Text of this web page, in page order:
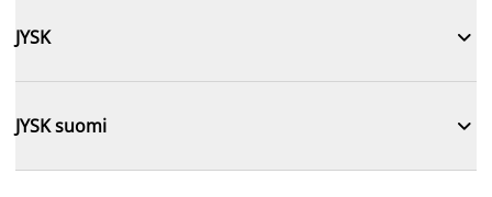
JYSK 
JYSK suomi 